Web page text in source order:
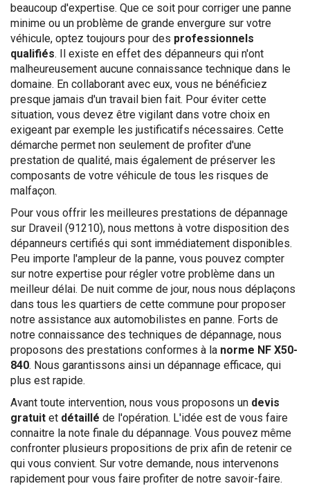
beaucoup d'expertise. Que ce soit pour corriger une panne
minime ou un problème de grande envergure sur votre
véhicule, optez toujours pour des professionnels
qualifiés. Il existe en effet des dépanneurs qui n'ont
malheureusement aucune connaissance technique dans le
domaine. En collaborant avec eux, vous ne bénéficiez
presque jamais d'un travail bien fait. Pour éviter cette
situation, vous devez être vigilant dans votre choix en
exigeant par exemple les justificatifs nécessaires. Cette
démarche permet non seulement de profiter d'une
prestation de qualité, mais également de préserver les
composants de votre véhicule de tous les risques de
malfaçon.
Pour vous offrir les meilleures prestations de dépannage
sur Draveil (91210), nous mettons à votre disposition des
dépanneurs certifiés qui sont immédiatement disponibles.
Peu importe l'ampleur de la panne, vous pouvez compter
sur notre expertise pour régler votre problème dans un
meilleur délai. De nuit comme de jour, nous nous déplaçons
dans tous les quartiers de cette commune pour proposer
notre assistance aux automobilistes en panne. Forts de
notre connaissance des techniques de dépannage, nous
proposons des prestations conformes à la norme NF X50-
840. Nous garantissons ainsi un dépannage efficace, qui
plus est rapide.
Avant toute intervention, nous vous proposons un devis
gratuit et détaillé de l'opération. L'idée est de vous faire
connaitre la note finale du dépannage. Vous pouvez même
confronter plusieurs propositions de prix afin de retenir ce
qui vous convient. Sur votre demande, nous intervenons
rapidement pour vous faire profiter de notre savoir-faire.